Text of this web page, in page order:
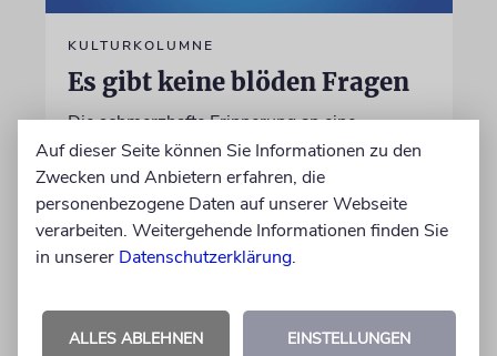
KULTURKOLUMNE
Es gibt keine blöden Fragen
Die schmerzhafte Erinnerung an eine
Gerechte
von Laura Cazés
06.08.2026
Auf dieser Seite können Sie Informationen zu den
Zwecken und Anbietern erfahren, die
personenbezogene Daten auf unserer Webseite
verarbeiten. Weitergehende Informationen finden Sie
in unserer Datenschutzerklärung.
ALLES ABLEHNEN EINSTELLUNGEN